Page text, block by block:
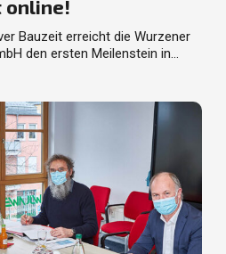
online!
Bauzeit erreicht die Wurzener
den ersten Meilenstein in…